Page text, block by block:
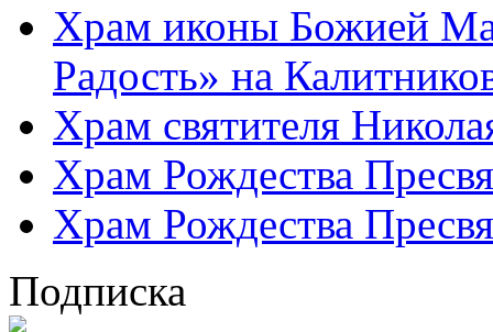
Храм иконы Божией
Радость» на
Храм святителя
Храм Рождества
Храм Рождества
Подписка